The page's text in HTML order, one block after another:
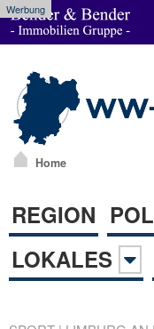
Werbung
Home
REGION
LOKALES